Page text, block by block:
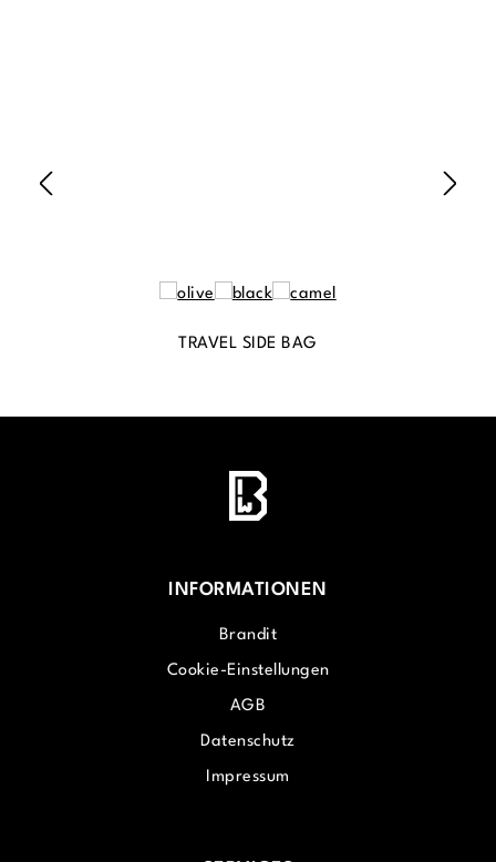
TRAVEL SIDE BAG
INFORMATIONEN
Brandit
Cookie-Einstellungen
AGB
Datenschutz
Impressum